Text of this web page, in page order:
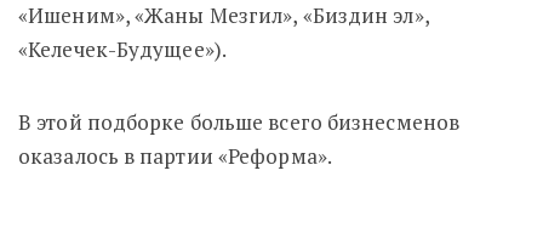
«Ишеним», «Жаны Мезгил», «Биздин эл»,
«Келечек-Будущее»).
В этой подборке больше всего бизнесменов
оказалось в партии «Реформа».